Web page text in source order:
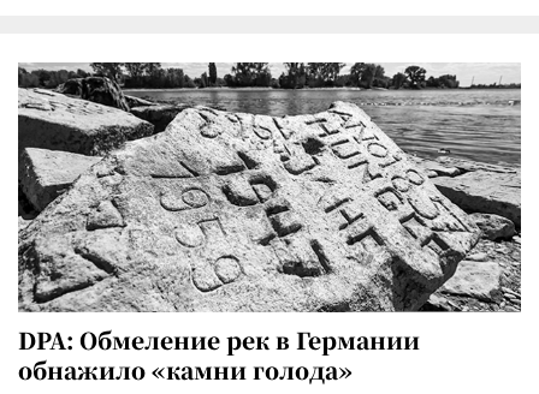
DPA: Обмеление рек в Германии
обнажило «камни голода»